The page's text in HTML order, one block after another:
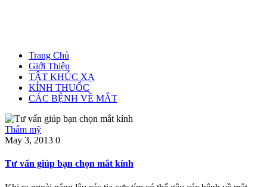
Trang Chủ
Giới Thiệu
TẬT KHÚC XẠ
KÍNH THUỐC
CÁC BỆNH VỀ MẮT
Thẩm mỹ
May 3, 2013 0
Tư vấn giúp bạn chọn mắt kính